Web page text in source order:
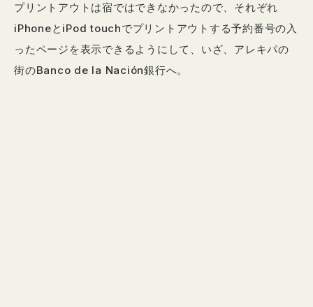
プリントアウトは宿ではできなかったので、それぞれ
iPhoneとiPod touchでプリントアウトする予約番号の入
ったページを表示できるようにして、いざ、アレキパの
街のBanco de la Nación銀行へ。